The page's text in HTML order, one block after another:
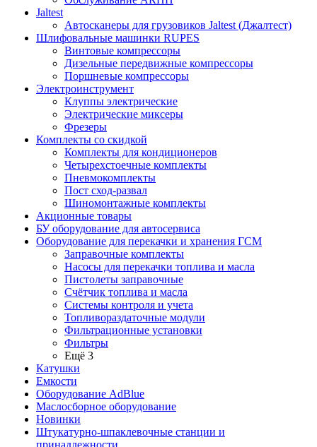
Jaltest
Автосканеры для грузовиков Jaltest (Джалтест)
Шлифовальные машинки RUPES
Винтовые компрессоры
Дизельные передвижные компрессоры
Поршневые компрессоры
Электроинструмент
Клуппы электрические
Электрические миксеры
Фрезеры
Комплекты со скидкой
Комплекты для кондиционеров
Четырехстоечные комплекты
Пневмокомплекты
Пост сход-развал
Шиномонтажные комплекты
Акционные товары
БУ оборудование для автосервиса
Оборудование для перекачки и хранения ГСМ
Заправочные комплекты
Насосы для перекачки топлива и масла
Пистолеты заправочные
Счётчик топлива и масла
Системы контроля и учета
Топливораздаточные модули
Фильтрационные установки
Фильтры
Ещё 3
Катушки
Емкости
Оборудование AdBlue
Маслосборное оборудование
Новинки
Штукатурно-шпаклевочные станции и
принадлежности